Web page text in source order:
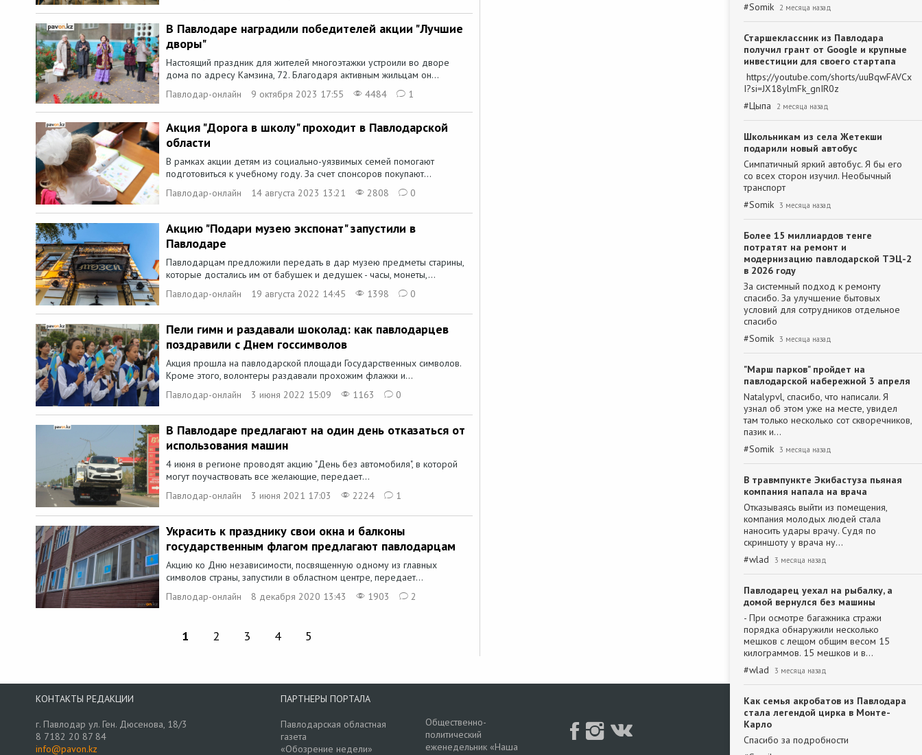
В Павлодаре наградили победителей акции "Лучшие
дворы"
Настоящий праздник для жителей многоэтажки устроили во дворе
дома по адресу Камзина, 72. Благодаря активным жильцам он...
Павлодар-онлайн
9 октября 2023 17:55 4484 1
Акция "Дорога в школу" проходит в Павлодарской
области
В рамках акции детям из социально-уязвимых семей помогают
подготовиться к учебному году. За счет спонсоров покупают...
Павлодар-онлайн
14 августа 2023 13:21 2808 0
Акцию "Подари музею экспонат" запустили в
Павлодаре
Павлодарцам предложили передать в дар музею предметы старины,
которые достались им от бабушек и дедушек - часы, монеты,...
Павлодар-онлайн
19 августа 2022 14:45 1398 0
Пели гимн и раздавали шоколад: как павлодарцев
поздравили с Днем госсимволов
Акция прошла на павлодарской площади Государственных символов.
Кроме этого, волонтеры раздавали прохожим флажки и...
Павлодар-онлайн
3 июня 2022 15:09 1163 0
В Павлодаре предлагают на один день отказаться от
использования машин
4 июня в регионе проводят акцию "День без автомобиля", в которой
могут поучаствовать все желающие, передает...
Павлодар-онлайн
3 июня 2021 17:03 2224 1
Украсить к празднику свои окна и балконы
государственным флагом предлагают павлодарцам
Акцию ко Дню независимости, посвященную одному из главных
символов страны, запустили в областном центре, передает...
Павлодар-онлайн
8 декабря 2020 13:43 1903 2
1 2 3 4 5
#Somik 2 месяца назад
Старшеклассник из Павлодара
получил грант от Google и крупные
инвестиции для своего стартапа
https://youtube.com/shorts/uuBqwFAVCx
I?si=JX18ylmFk_gnIR0z
#Цыпа 2 месяца назад
Школьникам из села Жетекши
подарили новый автобус
Симпатичный яркий автобус. Я бы его
со всех сторон изучил. Необычный
транспорт
#Somik 3 месяца назад
Более 15 миллиардов тенге
потратят на ремонт и
модернизацию павлодарской ТЭЦ-2
в 2026 году
За системный подход к ремонту
спасибо. За улучшение бытовых
условий для сотрудников отдельное
спасибо
#Somik 3 месяца назад
"Марш парков" пройдет на
павлодарской набережной 3 апреля
Natalypvl, спасибо, что написали. Я
узнал об этом уже на месте, увидел
там только несколько сот скворечников,
пазик и…
#Somik 3 месяца назад
В травмпункте Экибастуза пьяная
компания напала на врача
Отказываясь выйти из помещения,
компания молодых людей стала
наносить удары врачу. Судя по
скриншоту у врача ну…
#wlad 3 месяца назад
Павлодарец уехал на рыбалку, а
домой вернулся без машины
- При осмотре багажника стражи
порядка обнаружили несколько
мешков с лещом общим весом 15
килограммов. 15 мешков и в…
#wlad 3 месяца назад
Как семья акробатов из Павлодара
стала легендой цирка в Монте-
Карло
Спасибо за подробности
КОНТАКТЫ РЕДАКЦИИ
г. Павлодар ул. Ген. Дюсенова, 18/3
8 7182 20 87 84
info@pavon.kz
ПАРТНЕРЫ ПОРТАЛА
Павлодарская областная
газета
«Обозрение недели»
Общественно-
политический
еженедельник «Наша